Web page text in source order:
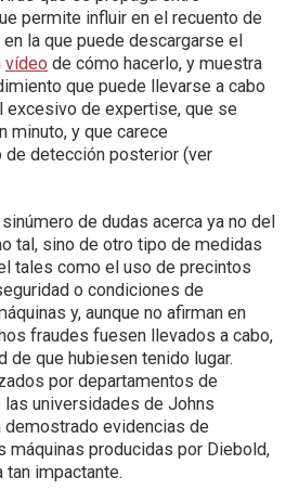
permite influir en el recuento de
la que puede descargarse el
vídeo de cómo hacerlo, y muestra
que puede llevarse a cabo
excesivo de expertise, que se
minuto, y que carece
detección posterior (ver
de dudas acerca ya no del
tal, sino de otro tipo de medidas
tales como el uso de precintos
o condiciones de
y, aunque no afirman en
fraudes fuesen llevados a cabo,
de que hubiesen tenido lugar.
por departamentos de
universidades de Johns
demostrado evidencias de
máquinas producidas por Diebold,
tan impactante.